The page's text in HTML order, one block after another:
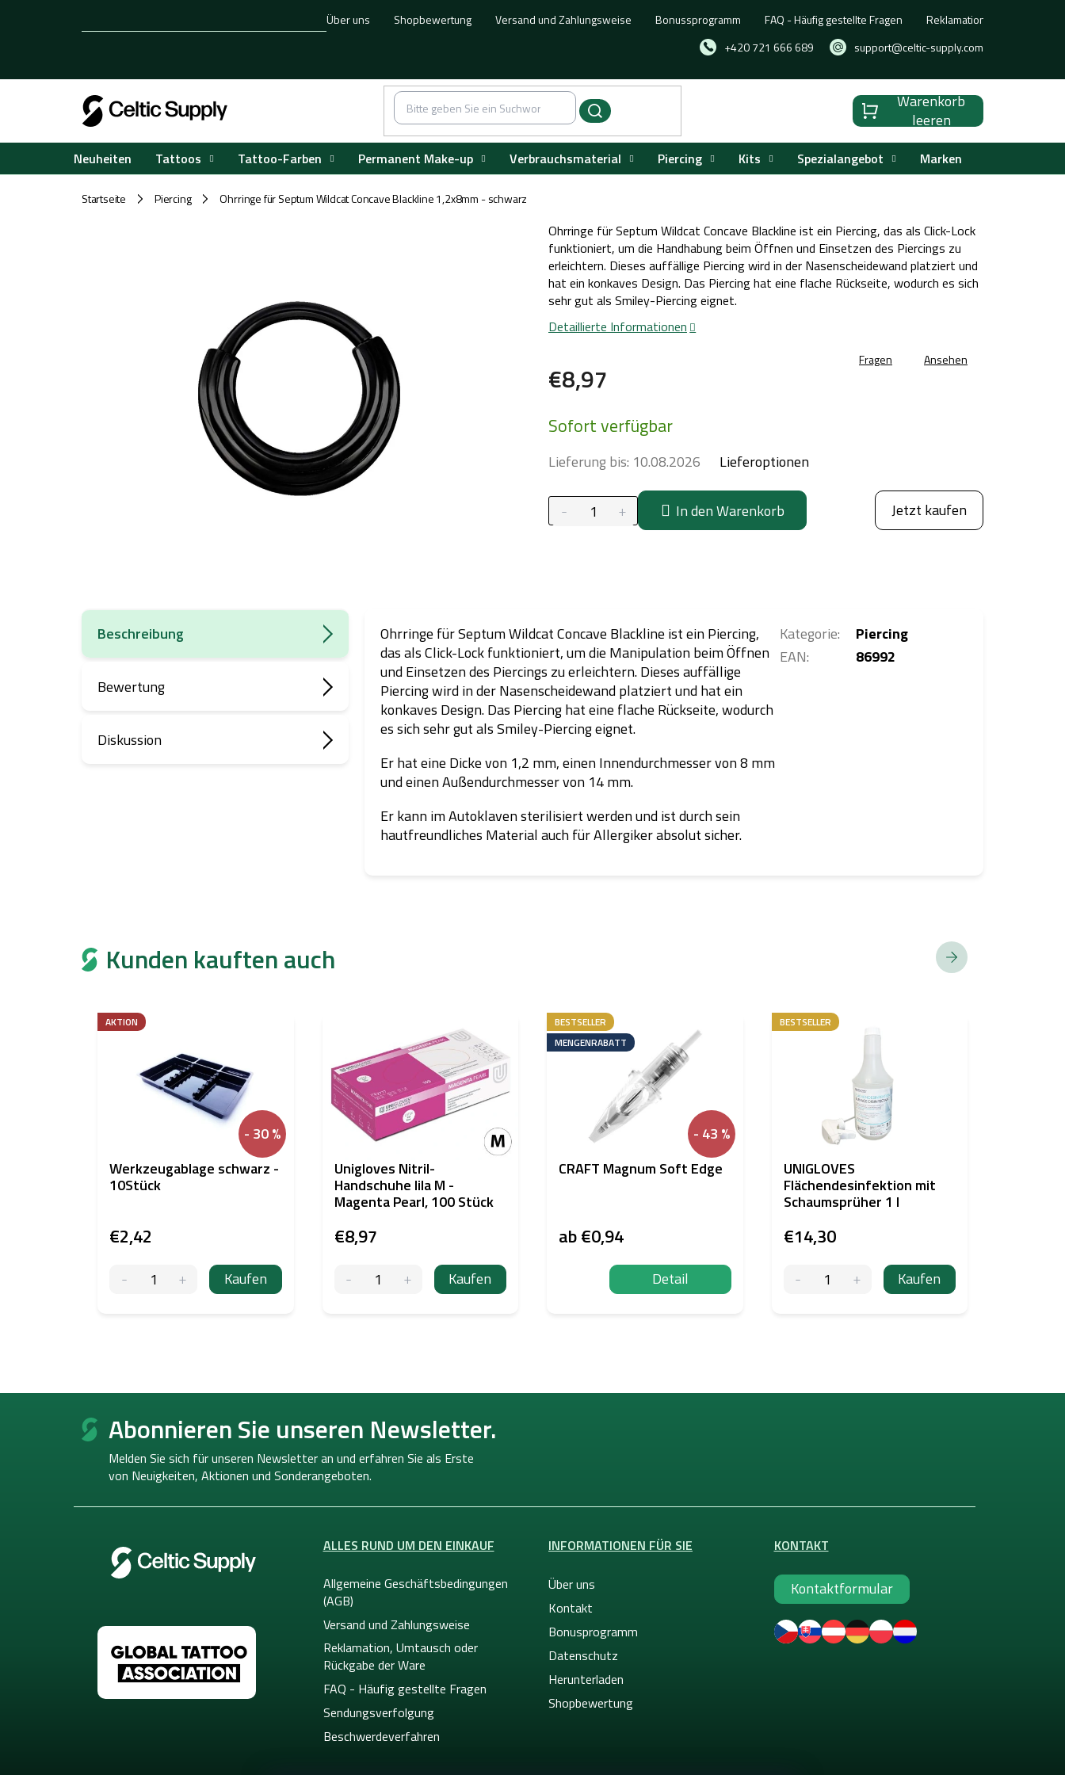
+420 721 666 689 support@celtic-supply.com
Über uns Shopbewertung Versand und Zahlungsweise Bonussprogramm FAQ - Häufig gestellte Fragen Reklamation, Umtausch
Warenkorb
Warenkorb
leeren
Neuheiten Tattoos Tattoo-Farben Permanent Make-up Verbrauchsmaterial Piercing Kits Spezialangebot Marken
Startseite / Piercing / Ohrringe für Septum Wildcat Concave Blackline 1,2x8mm - schwarz
€8,97
Sofort verfügbar
Lieferung bis: 10.08.2026 Lieferoptionen
In den Warenkorb Jetzt kaufen
Ohrringe für Septum Wildcat Concave Blackline ist ein Piercing, das als Click-Lock
funktioniert, um die Handhabung beim Öffnen und Einsetzen des Piercings zu
erleichtern. Dieses auffällige Piercing wird in der Nasenscheidewand platziert und
hat ein konkaves Design. Das Piercing hat eine flache Rückseite, wodurch es sich
sehr gut als Smiley-Piercing eignet.
Detaillierte Informationen
Fragen Ansehen
Beschreibung
Bewertung
Diskussion
Ohrringe für Septum Wildcat Concave Blackline ist ein Piercing,
das als Click-Lock funktioniert, um die Manipulation beim Öffnen
und Einsetzen des Piercings zu erleichtern. Dieses auffällige
Piercing wird in der Nasenscheidewand platziert und hat ein
konkaves Design. Das Piercing hat eine flache Rückseite, wodurch
es sich sehr gut als Smiley-Piercing eignet.
Er hat eine Dicke von 1,2 mm, einen Innendurchmesser von 8 mm
und einen Außendurchmesser von 14 mm.
Er kann im Autoklaven sterilisiert werden und ist durch sein
hautfreundliches Material auch für Allergiker absolut sicher.
Kategorie:
Piercing
EAN: 86992
Kunden kauften auch
- 30 %
AKTION
Werkzeugablage schwarz -
10Stück
€2,42
Kaufen
Unigloves Nitril-
Handschuhe lila M -
Magenta Pearl, 100 Stück
€8,97
Kaufen
- 43 %
BESTSELLER
MENGENRABATT
CRAFT Magnum Soft Edge
ab€0,94
Detail
BESTSELLER
UNIGLOVES
Flächendesinfektion mit
Schaumsprüher 1 l
€14,30
Kaufen
F
Abonnieren Sie unseren Newsletter.
Melden Sie sich für unseren Newsletter an und erfahren Sie als Erste
von Neuigkeiten, Aktionen und Sonderangeboten.
ALLES RUND UM DEN EINKAUF
Allgemeine Geschäftsbedingungen
(AGB)
Versand und Zahlungsweise
Reklamation, Umtausch oder
Rückgabe der Ware
FAQ - Häufig gestellte Fragen
Sendungsverfolgung
Beschwerdeverfahren
INFORMATIONEN FÜR SIE
Über uns
Kontakt
Bonusprogramm
Datenschutz
Herunterladen
Shopbewertung
KONTAKT
Kontaktformular